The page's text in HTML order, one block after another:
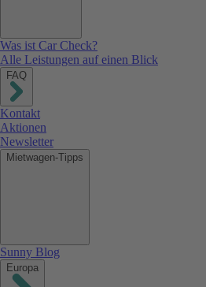
Was ist Car Check?
Alle Leistungen auf einen Blick
FAQ
Kontakt
Aktionen
Newsletter
Mietwagen-Tipps
Sunny Blog
Europa